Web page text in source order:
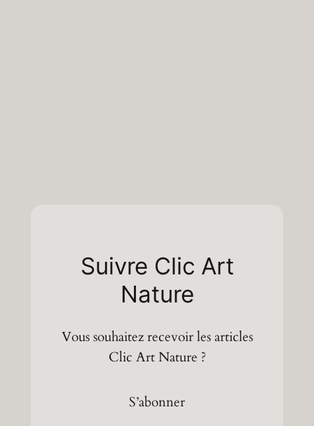
Suivre Clic Art
Nature
Vous souhaitez recevoir les articles
Clic Art Nature ?
S’abonner